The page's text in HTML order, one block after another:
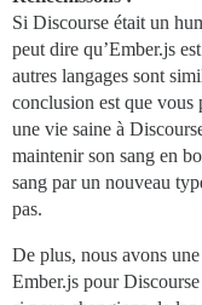
Si Discourse était un
peut dire qu’Ember.js
autres langages sont
conclusion est que
une vie saine à
maintenir son sang en
sang par un nouveau
pas.
De plus, nous avons
Ember.js pour